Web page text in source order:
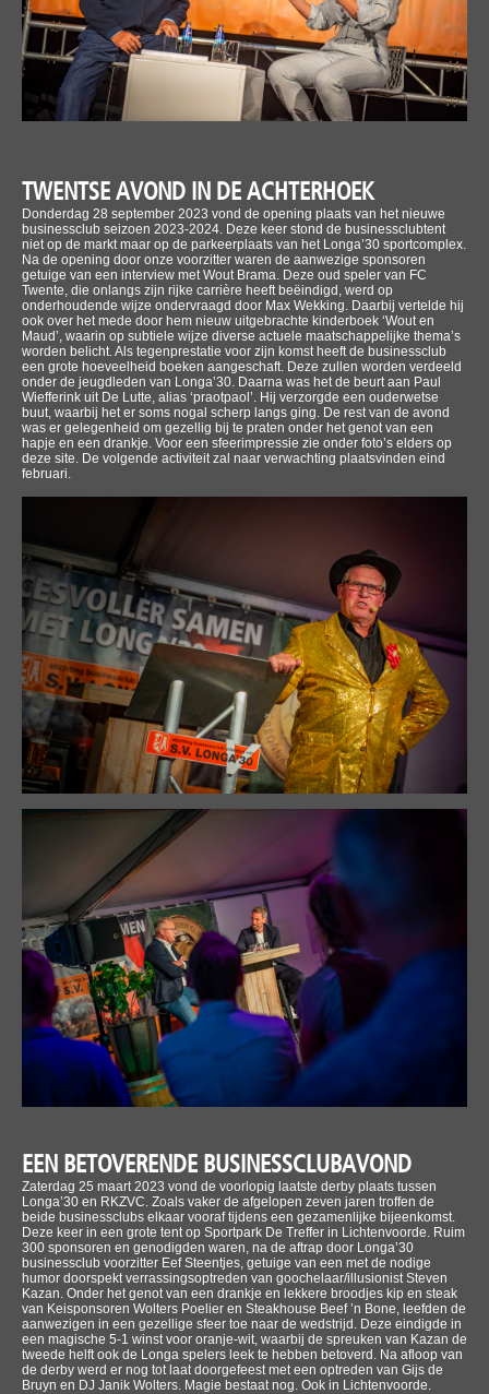
TWENTSE AVOND IN DE ACHTERHOEK
Donderdag 28 september 2023 vond de opening plaats van het nieuwe
businessclub seizoen 2023-2024. Deze keer stond de businessclubtent
niet op de markt maar op de parkeerplaats van het Longa’30 sportcomplex.
Na de opening door onze voorzitter waren de aanwezige sponsoren
getuige van een interview met Wout Brama. Deze oud speler van FC
Twente, die onlangs zijn rijke carrière heeft beëindigd, werd op
onderhoudende wijze ondervraagd door Max Wekking. Daarbij vertelde hij
ook over het mede door hem nieuw uitgebrachte kinderboek ‘Wout en
Maud’, waarin op subtiele wijze diverse actuele maatschappelijke thema’s
worden belicht. Als tegenprestatie voor zijn komst heeft de businessclub
een grote hoeveelheid boeken aangeschaft. Deze zullen worden verdeeld
onder de jeugdleden van Longa’30. Daarna was het de beurt aan Paul
Wiefferink uit De Lutte, alias ‘praotpaol’. Hij verzorgde een ouderwetse
buut, waarbij het er soms nogal scherp langs ging. De rest van de avond
was er gelegenheid om gezellig bij te praten onder het genot van een
hapje en een drankje. Voor een sfeerimpressie zie onder foto’s elders op
deze site. De volgende activiteit zal naar verwachting plaatsvinden eind
februari.
EEN BETOVERENDE BUSINESSCLUBAVOND
Zaterdag 25 maart 2023 vond de voorlopig laatste derby plaats tussen
Longa’30 en RKZVC. Zoals vaker de afgelopen zeven jaren troffen de
beide businessclubs elkaar vooraf tijdens een gezamenlijke bijeenkomst.
Deze keer in een grote tent op Sportpark De Treffer in Lichtenvoorde. Ruim
300 sponsoren en genodigden waren, na de aftrap door Longa’30
businessclub voorzitter Eef Steentjes, getuige van een met de nodige
humor doorspekt verrassingsoptreden van goochelaar/illusionist Steven
Kazan. Onder het genot van een drankje en lekkere broodjes kip en steak
van Keisponsoren Wolters Poelier en Steakhouse Beef ’n Bone, leefden de
aanwezigen in een gezellige sfeer toe naar de wedstrijd. Deze eindigde in
een magische 5-1 winst voor oranje-wit, waarbij de spreuken van Kazan de
tweede helft ook de Longa spelers leek te hebben betoverd. Na afloop van
de derby werd er nog tot laat doorgefeest met een optreden van Gijs de
Bruyn en DJ Janik Wolters. Magie bestaat nog. Ook in Lichtenvoorde.